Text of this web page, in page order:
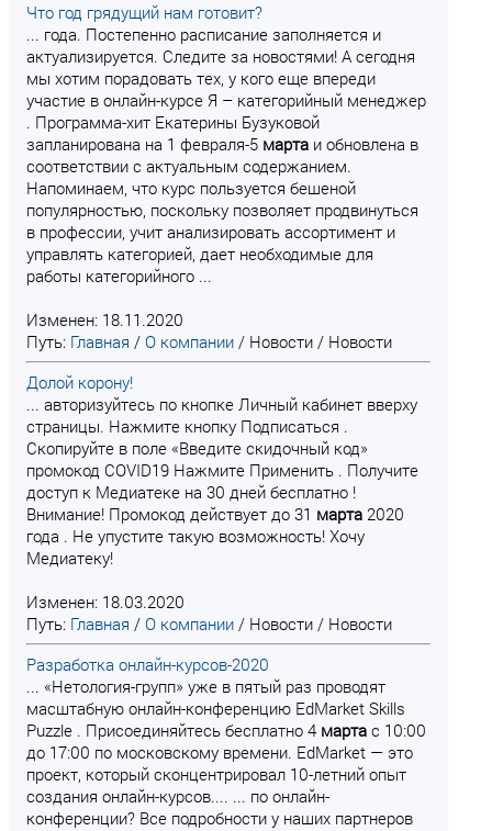
Что год грядущий нам готовит?
... года. Постепенно расписание заполняется и
актуализируется. Следите за новостями! А сегодня
мы хотим порадовать тех, у кого еще впереди
участие в онлайн-курсе Я – категорийный менеджер
. Программа-хит Екатерины Бузуковой
запланирована на 1 февраля-5 марта и обновлена в
соответствии с актуальным содержанием.
Напоминаем, что курс пользуется бешеной
популярностью, поскольку позволяет продвинуться
в профессии, учит анализировать ассортимент и
управлять категорией, дает необходимые для
работы категорийного ...
Изменен: 18.11.2020
Путь: Главная / О компании / Новости / Новости
Долой корону!
... авторизуйтесь по кнопке Личный кабинет вверху
страницы. Нажмите кнопку Подписаться .
Скопируйте в поле «Введите скидочный код»
промокод COVID19 Нажмите Применить . Получите
доступ к Медиатеке на 30 дней бесплатно !
Внимание! Промокод действует до 31 марта 2020
года . Не упустите такую возможность! Хочу
Медиатеку!
Изменен: 18.03.2020
Путь: Главная / О компании / Новости / Новости
Разработка онлайн-курсов-2020
... «Нетология-групп» уже в пятый раз проводят
масштабную онлайн-конференцию EdMarket Skills
Puzzle . Присоединяйтесь бесплатно 4 марта с 10:00
до 17:00 по московскому времени. EdMarket — это
проект, который сконцентрировал 10-летний опыт
создания онлайн-курсов.... ... по онлайн-
конференции? Все подробности у наших партнеров